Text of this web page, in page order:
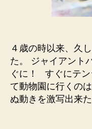
ニ
も
い
い
☆
上
野
動
４歳の時以来、久
た。 ジャイアント
ぐに！ すぐにテン
て動物園に行くの
ぬ動きを激写出来